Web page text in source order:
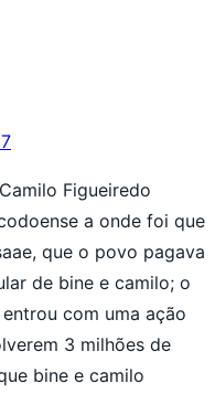
Figueiredo
a onde foi que
que o povo pagava
de bine e camilo; o
com uma ação
3 milhões de
bine e camilo